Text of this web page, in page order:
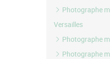
Photographe
Versailles
Photographe
Photographe